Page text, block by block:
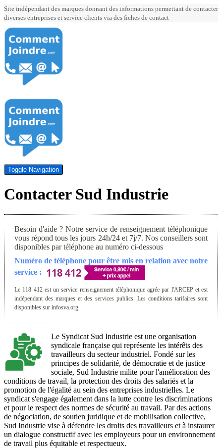
Site indépendant des marques donnant des informations permettant de contacter
diverses entreprises et service clients via des fiches de contact
Toggle Navigation
Contacter Sud Industrie
Besoin d'aide ? Notre service de renseignement téléphonique
vous répond tous les jours 24h/24 et 7j/7. Nos conseillers sont
disponibles par téléphone au numéro ci-dessous
Numéro de téléphone pour être mis en relation avec notre
service :
Le 118 412 est un service renseignement téléphonique agrée par l'ARCEP et est
indépendant des marques et des services publics. Les conditions tarifaires sont
disponibles sur infosva.org
Le Syndicat Sud Industrie est une organisation
syndicale française qui représente les intérêts des
travailleurs du secteur industriel. Fondé sur les
principes de solidarité, de démocratie et de justice
sociale, Sud Industrie milite pour l'amélioration des
conditions de travail, la protection des droits des salariés et la
promotion de l'égalité au sein des entreprises industrielles. Le
syndicat s'engage également dans la lutte contre les discriminations
et pour le respect des normes de sécurité au travail. Par des actions
de négociation, de soutien juridique et de mobilisation collective,
Sud Industrie vise à défendre les droits des travailleurs et à instaurer
un dialogue constructif avec les employeurs pour un environnement
de travail plus équitable et respectueux.